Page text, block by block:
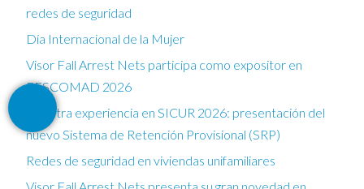
redes de seguridad
Día Internacional de la Mujer
Visor Fall Arrest Nets participa como expositor en
FESCOMAD 2026
Nuestra experiencia en SICUR 2026: presentación del
nuevo Sistema de Retención Provisional (SRP)
Redes de seguridad en viviendas unifamiliares